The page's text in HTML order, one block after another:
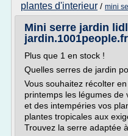
plantes d'interieur / mini
Mini serre jardin
jardin.1001people.fr
Plus que 1 en stock !
Quelles serres de jardin
Vous souhaitez récolter
printemps les légumes de
et des intempéries vos
plantes tropicales aux
Trouvez la serre adaptée